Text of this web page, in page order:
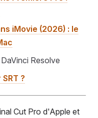
iMovie (2026) : le
Resolve
?
Cut Pro d'Apple et